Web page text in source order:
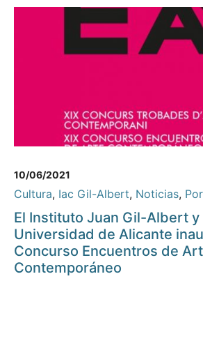
10/06/2021
Cultura, Iac Gil-Albert, Noticias,
El Instituto Juan Gil-Albert y
Universidad de Alicante
Concurso Encuentros de
Contemporáneo